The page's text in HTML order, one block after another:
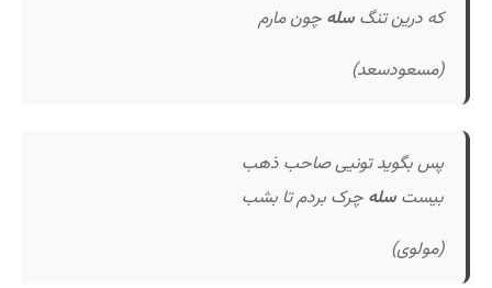
که درین تنگ سله چون مارم
(مسعودسعد)
پس بگوید تونیی صاحب ذهب
بیست سله چرک بردم تا بشب
(مولوی)